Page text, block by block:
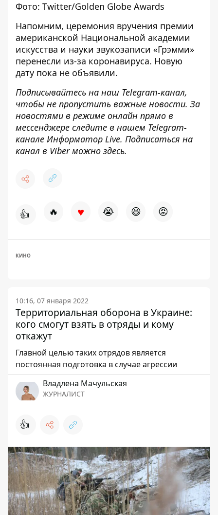
Фото: Twitter/Golden Globe Awards
Напомним, церемония вручения премии
американской Национальной академии
искусства и науки звукозаписи «Грэмми»
перенесли из-за коронавируса. Новую
дату пока не объявили.
Подписывайтесь на наш Telegram-канал,
чтобы не пропустить важные новости. За
новостями в режиме онлайн прямо в
мессенджере следите в нашем Telegram-
канале Информатор Live. Подписаться на
канал в Viber можно здесь.
👍 🔥 ♥ 😭 😆 😡
КИНО
10:16, 07 января 2022
Территориальная оборона в Украине:
кого смогут взять в отряды и кому
откажут
Главной целью таких отрядов является
постоянная подготовка в случае агрессии
Владлена Мачульская
ЖУРНАЛИСТ
👍